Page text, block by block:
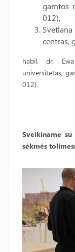
gamtos
012),
centras,
habil. dr.
universitetas,
012).
Sveikiname
sėkmės